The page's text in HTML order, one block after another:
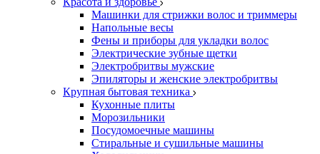
Машинки для стрижки волос и триммеры
Напольные весы
Фены и приборы для укладки волос
Электрические зубные щетки
Электробритвы мужские
Эпиляторы и женские электробритвы
Крупная бытовая техника
Кухонные плиты
Морозильники
Посудомоечные машины
Стиральные и сушильные машины